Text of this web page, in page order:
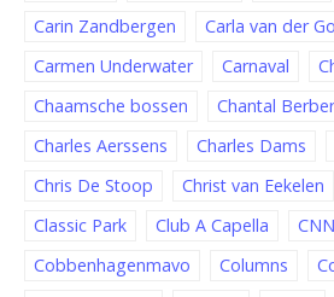
Carin Zandbergen
Carla van der
Carmen Underwater
Carnaval
Chaamsche bossen
Chantal Berber
Charles Aerssens
Charles Dams
Chris De Stoop
Christ van Eekelen
Classic Park
Club A Capella CNN
Cobbenhagenmavo
Columns